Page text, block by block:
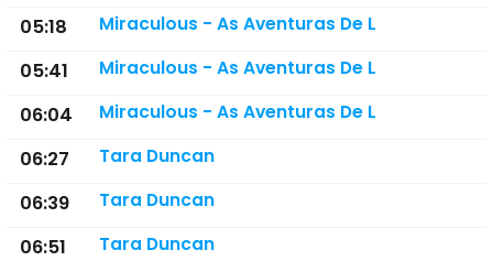
05:18 Miraculous - As Aventuras De L
05:41 Miraculous - As Aventuras De L
06:04 Miraculous - As Aventuras De L
06:27 Tara Duncan
06:39 Tara Duncan
06:51 Tara Duncan